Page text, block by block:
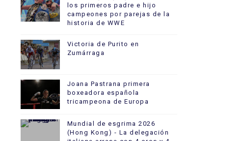
los primeros padre e hijo
campeones por parejas de la
historia de WWE
Victoria de Purito en
Zumárraga
Joana Pastrana primera
boxeadora española
tricampeona de Europa
Mundial de esgrima 2026
(Hong Kong) - La delegación